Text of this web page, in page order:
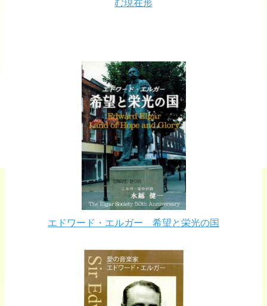
む現在形
エドワード・エルガー 希望と栄光の国